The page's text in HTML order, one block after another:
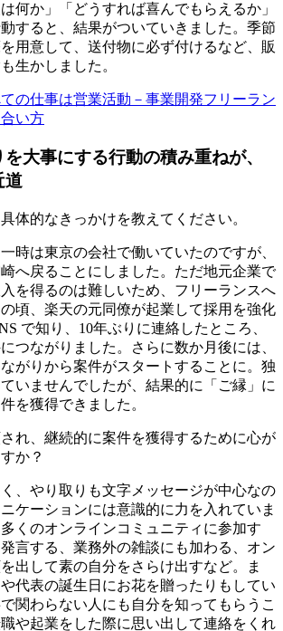
何か」「どうすれば喜んでもらえるか」
すると、結果がついていきました。 季節
用意して、送付物に必ず付けるなど、販
生かしました。
の仕事は営業活動－事業開発フリーラン
い方
大事にする行動の積み重ねが、
道
的なきっかけを教えてください。
時は東京の会社で働いていたのですが、
へ戻ることにしました。ただ地元企業で
を得るのは難しいため、フリーランスへ
頃、楽天の元同僚が起業して採用を強化
で知り、10年ぶりに連絡したところ、
つながりました。さらに数か月後には、
がりから案件がスタートすることに。 独
いませんでしたが、結果的に「ご縁」に
を獲得できました。
れ、継続的に案件を獲得するために心が
か？
、やり取りも文字メッセージが中心なの
ケーションには意識的に力を入れていま
くのオンラインコミュニティに参加す
言する、業務外の雑談にも加わる、オン
出して素の自分をさらけ出すなど。ま
代表の誕生日にお花を贈ったりもしてい
関わらない人にも自分を知ってもらうこ
や起業をした際に思い出して連絡をくれ